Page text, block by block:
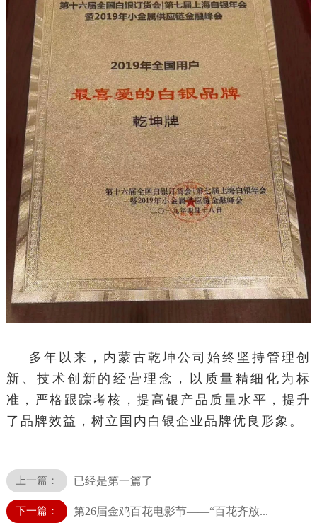
多年以来，内蒙古乾坤公司始终坚持管理创
新、技术创新的经营理念，以质量精细化为标
准，严格跟踪考核，提高银产品质量水平，提升
了品牌效益，树立国内白银企业品牌优良形象。
上一篇： 已经是第一篇了
下一篇： 第26届金鸡百花电影节——“百花齐放...